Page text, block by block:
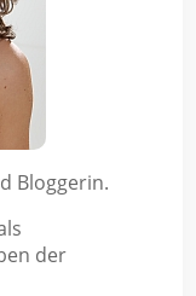
Bloggerin.
der